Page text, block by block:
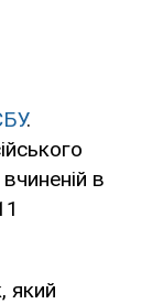
.
в
який